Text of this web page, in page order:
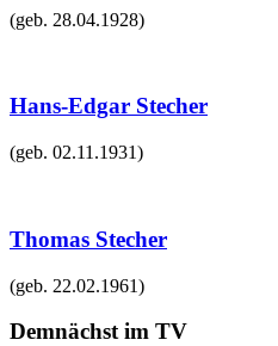
(geb. 28.04.1928)
Hans-Edgar Stecher
(geb. 02.11.1931)
Thomas Stecher
(geb. 22.02.1961)
Demnächst im TV